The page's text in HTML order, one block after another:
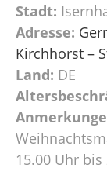
Stadt:
Adresse:
Kirchhorst –
Land: DE
15.00 Uhr